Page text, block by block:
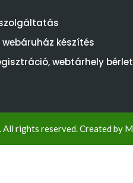
webáruház készítés
webtárhely bérlet
All rights reserved. Created by